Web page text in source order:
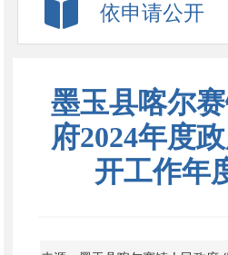
依申请公开
墨玉县喀尔
府2024年度
开工作年